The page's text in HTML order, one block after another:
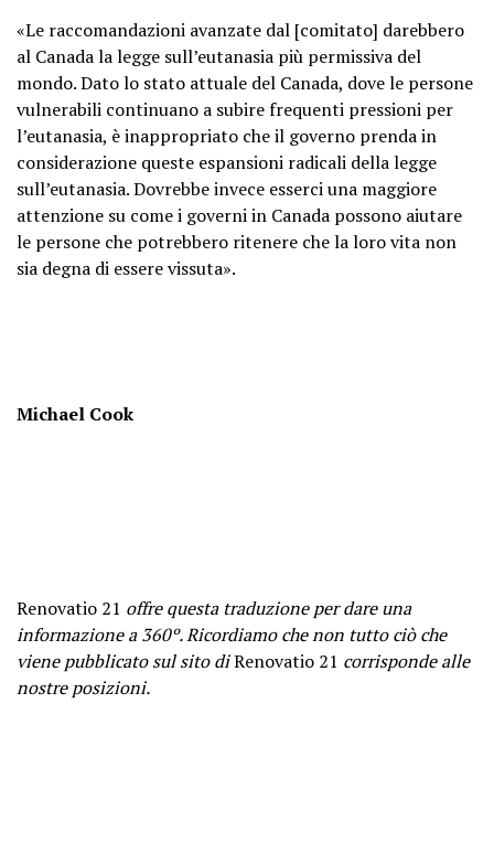
«Le raccomandazioni avanzate dal [comitato] darebbero
al Canada la legge sull’eutanasia più permissiva del
mondo. Dato lo stato attuale del Canada, dove le persone
vulnerabili continuano a subire frequenti pressioni per
l’eutanasia, è inappropriato che il governo prenda in
considerazione queste espansioni radicali della legge
sull’eutanasia. Dovrebbe invece esserci una maggiore
attenzione su come i governi in Canada possono aiutare
le persone che potrebbero ritenere che la loro vita non
sia degna di essere vissuta».
Michael Cook
Renovatio 21 offre questa traduzione per dare una
informazione a 360º. Ricordiamo che non tutto ciò che
viene pubblicato sul sito diRenovatio 21 corrisponde alle
nostre posizioni.